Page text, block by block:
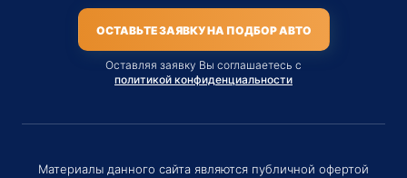
ОСТАВЬТЕ ЗАЯВКУ НА ПОДБОР АВТО
Оставляя заявку Вы соглашаетесь с
политикой конфиденциальности
Материалы данного сайта являются публичной офертой